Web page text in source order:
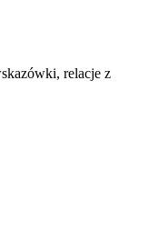
relacje z